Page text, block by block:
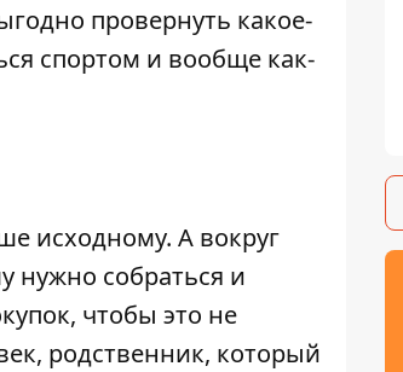
провернуть какое-
спортом и вообще как-
исходному. А вокруг
нужно собраться и
чтобы это не
родственник, который